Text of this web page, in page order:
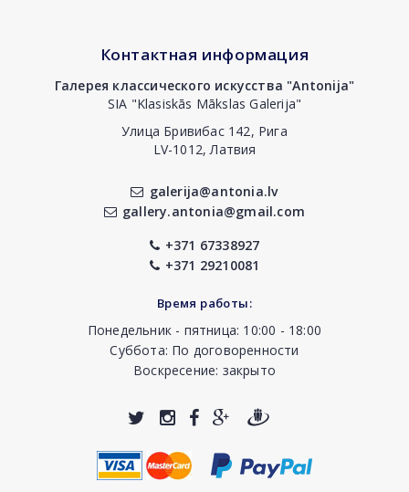
Контактная информация
Галерея классического искусства "Antonija"
SIA "Klasiskās Mākslas Galerija"
Улица Бривибас 142, Рига
LV-1012, Латвия
galerija@antonia.lv
gallery.antonia@gmail.com
+371 67338927
+371 29210081
Время работы:
Понедельник - пятница: 10:00 - 18:00
Суббота: По договоренности
Воскресение: закрыто